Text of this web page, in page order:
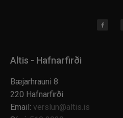
Altis - Hafnarfirði
Bæjarhrauni 8
220 Hafnarfirði
Email: verslun@altis.is